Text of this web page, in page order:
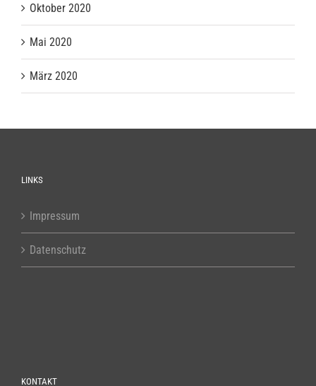
Oktober 2020
Mai 2020
März 2020
LINKS
Impressum
Datenschutz
KONTAKT